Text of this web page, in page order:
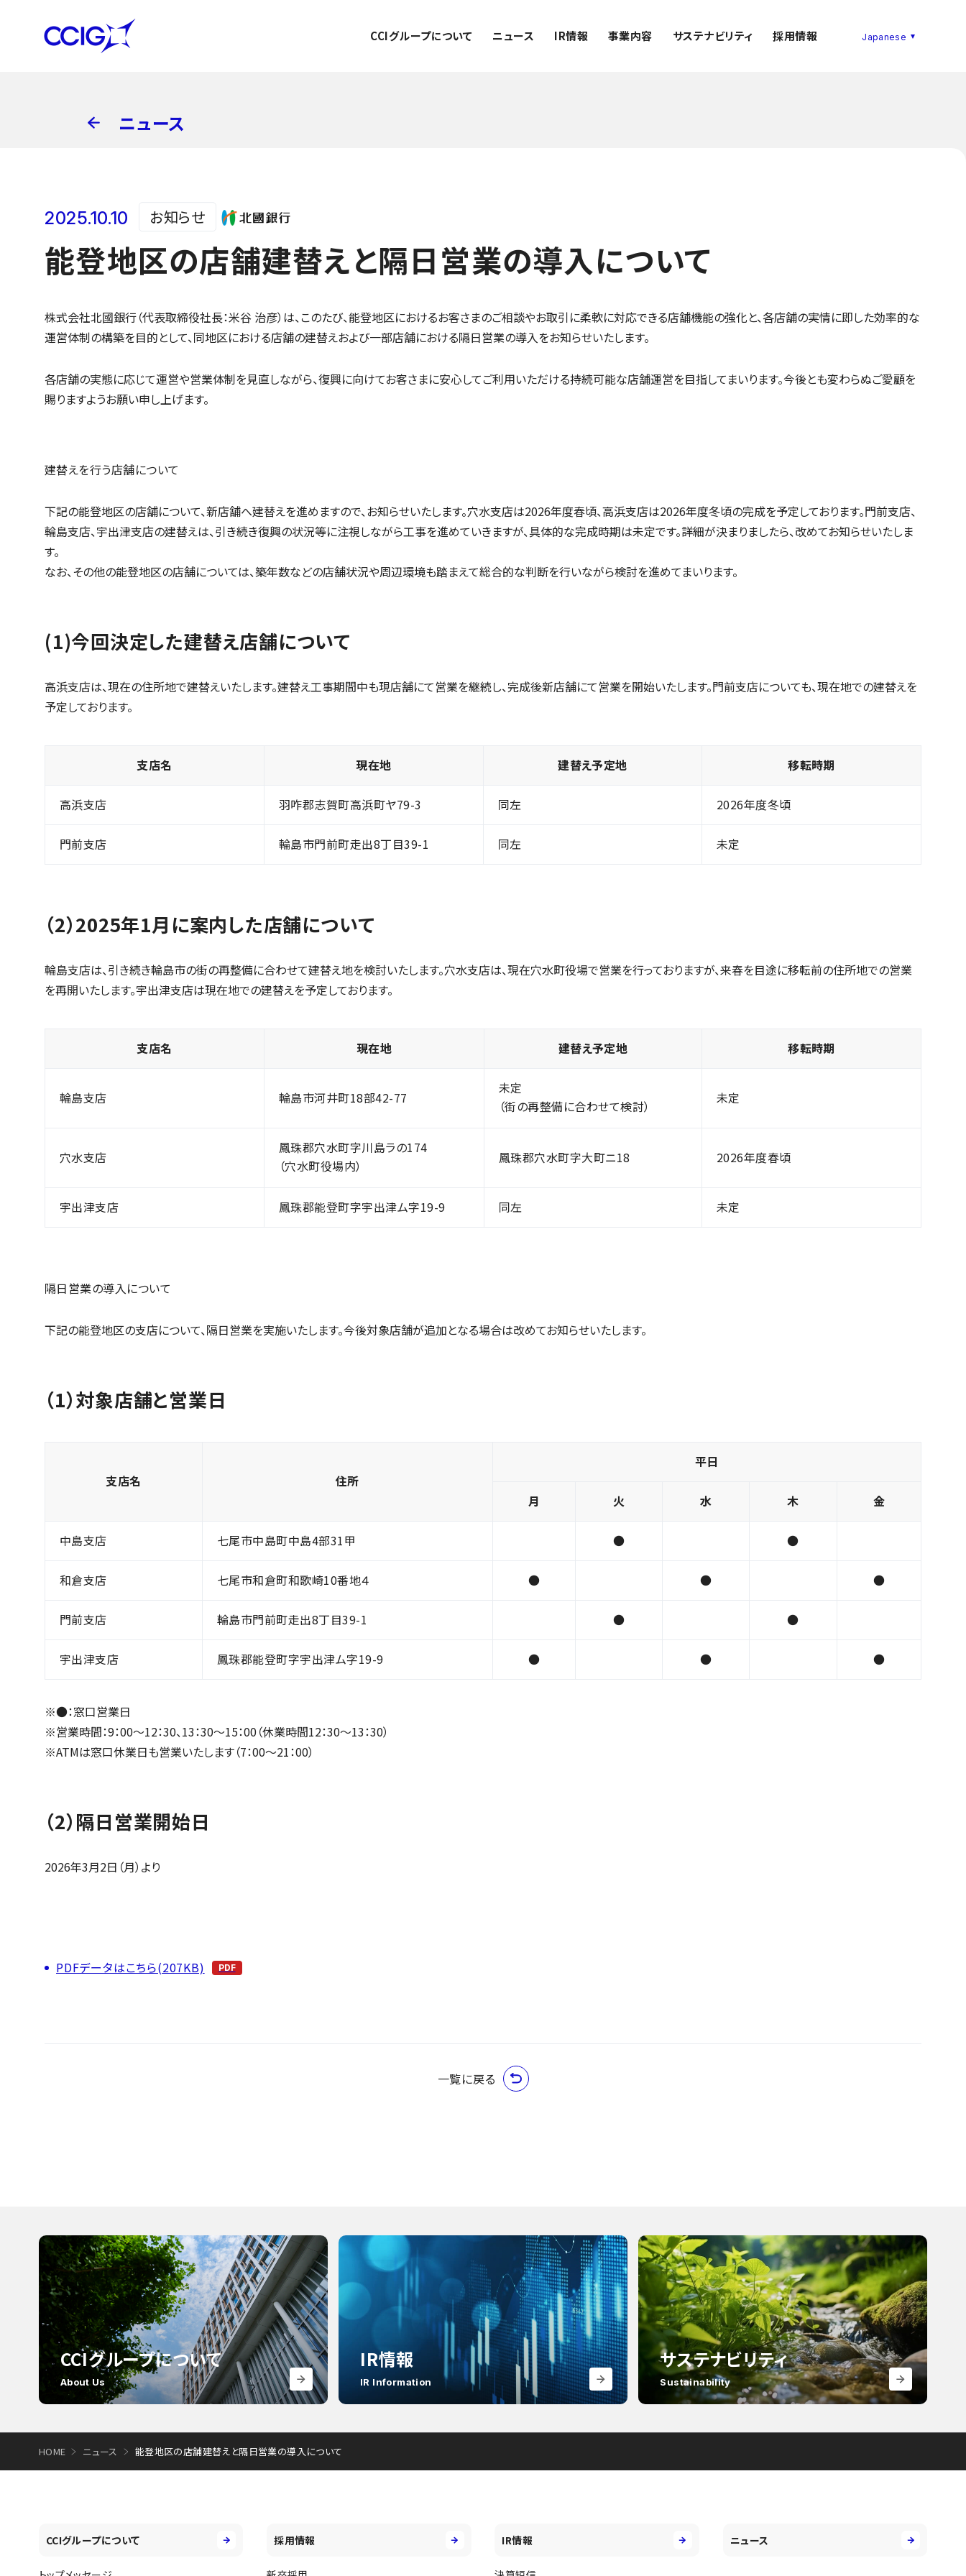
CCIグループについて ニュース IR情報 事業内容 サステナビリティ 採用情報
ニュース
2025.10.10 お知らせ
能登地区の店舗建替えと隔日営業の導入について
株式会社北國銀行（代表取締役社長：米谷 治彦）は、このたび、能登地区におけるお客さまのご相談やお取引に柔軟に対応できる店舗機能の強化と、各店舗の実情に即した効率的な
運営体制の構築を目的として、同地区における店舗の建替えおよび一部店舗における隔日営業の導入をお知らせいたします。
各店舗の実態に応じて運営や営業体制を見直しながら、復興に向けてお客さまに安心してご利用いただける持続可能な店舗運営を目指してまいります。今後とも変わらぬご愛顧を
賜りますようお願い申し上げます。
建替えを行う店舗について
下記の能登地区の店舗について、新店舗へ建替えを進めますので、お知らせいたします。穴水支店は2026年度春頃、高浜支店は2026年度冬頃の完成を予定しております。門前支店、
輪島支店、宇出津支店の建替えは、引き続き復興の状況等に注視しながら工事を進めていきますが、具体的な完成時期は未定です。詳細が決まりましたら、改めてお知らせいたしま
す。
なお、その他の能登地区の店舗については、築年数などの店舗状況や周辺環境も踏まえて総合的な判断を行いながら検討を進めてまいります。
(1)今回決定した建替え店舗について
高浜支店は、現在の住所地で建替えいたします。建替え工事期間中も現店舗にて営業を継続し、完成後新店舗にて営業を開始いたします。門前支店についても、現在地での建替えを
予定しております。
支店名 現在地 建替え予定地 移転時期
高浜支店 羽咋郡志賀町高浜町ヤ79-3 同左 2026年度冬頃
門前支店 輪島市門前町走出8丁目39-1 同左 未定
（2）2025年1月に案内した店舗について
輪島支店は、引き続き輪島市の街の再整備に合わせて建替え地を検討いたします。穴水支店は、現在穴水町役場で営業を行っておりますが、来春を目途に移転前の住所地での営業
を再開いたします。宇出津支店は現在地での建替えを予定しております。
支店名 現在地 建替え予定地 移転時期
輪島支店 輪島市河井町18部42-77
未定
（街の再整備に合わせて検討）
未定
穴水支店
鳳珠郡穴水町字川島ラの174
（穴水町役場内）
鳳珠郡穴水町字大町ニ18 2026年度春頃
宇出津支店 鳳珠郡能登町字宇出津ム字19-9 同左 未定
隔日営業の導入について
下記の能登地区の支店について、隔日営業を実施いたします。今後対象店舗が追加となる場合は改めてお知らせいたします。
（1）対象店舗と営業日
支店名 住所
平日
月 火 水 木 金
中島支店 七尾市中島町中島4部31甲 ● ●
和倉支店 七尾市和倉町和歌崎10番地４ ● ● ●
門前支店 輪島市門前町走出8丁目39-1 ● ●
宇出津支店 鳳珠郡能登町字宇出津ム字19-9 ● ● ●
※●：窓口営業日
※営業時間：9：00～12：30、13：30～15：00（休業時間12：30～13：30）
※ATMは窓口休業日も営業いたします（7：00～21：00）
（2）隔日営業開始日
2026年3月2日（月）より
PDFデータはこちら(207KB)
一覧に戻る
CCIグループについて
About Us
IR情報
IR Information
サステナビリティ
Sustainability
HOME ニュース 能登地区の店舗建替えと隔日営業の導入について
CCIグループについて 採用情報 IR情報 ニュース